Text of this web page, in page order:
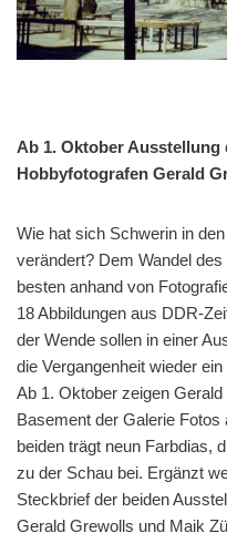
Ab 1. Oktober Ausstellung
Hobbyfotografen Gerald
Wie hat sich Schwerin in
verändert? Dem Wandel
besten anhand von
18 Abbildungen aus DDR-
der Wende sollen in einer
die Vergangenheit wieder
Ab 1. Oktober zeigen
Base­ment der Galerie
beiden trägt neun Farbdias,
zu der Schau bei. Ergänzt
Steckbrief der beiden
Gerald Grewolls und Maik